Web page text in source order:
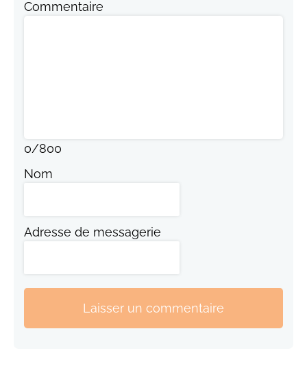
Commentaire
0/800
Nom
Adresse de messagerie
Laisser un commentaire